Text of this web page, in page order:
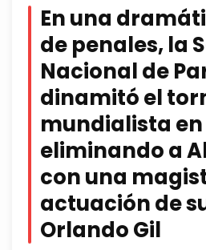
En una
de penales, la
Nacional de
dinamitó el
mundialista en
eliminando a
con una
actuación de
Orlando Gil